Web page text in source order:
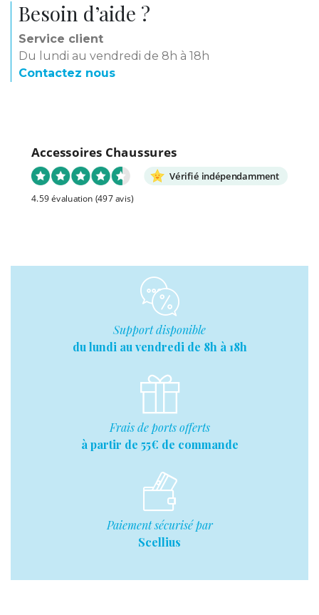
Besoin d’aide ?
Service client
Du lundi au vendredi de 8h à 18h
Contactez nous
Accessoires Chaussures
Vérifié indépendamment
4.59 évaluation (497 avis)
Support disponible
du lundi au vendredi de 8h à 18h
Frais de ports offerts
à partir de 55€ de commande
Paiement sécurisé par
Scellius